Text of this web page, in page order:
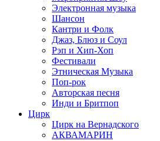
Электронная музыка
Шансон
Кантри и Фолк
Джаз, Блюз и Соул
Рэп и Хип-Хоп
Фестивали
Этническая Музыка
Поп-рок
Авторская песня
Инди и Бритпоп
Цирк
Цирк на Вернадского
АКВАМАРИН